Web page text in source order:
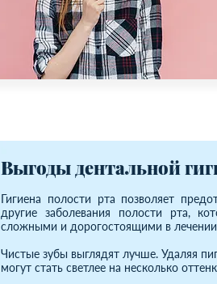
Гигиена полости рта позволяет
другие заболевания полости рта,
сложными и дорогостоящими в
Чистые зубы выглядят лучше. Удаляя
могут стать светлее на несколько
Выгоды дентальной